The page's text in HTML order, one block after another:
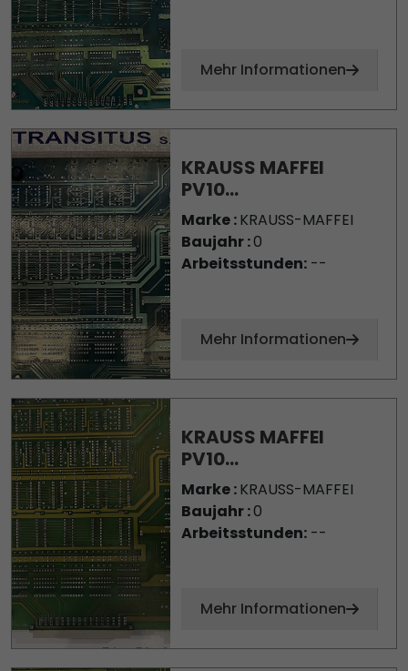
Mehr Informationen
KRAUSS MAFFEI
PV10...
Marke :KRAUSS-MAFFEI
Baujahr :0
Arbeitsstunden:--
Mehr Informationen
KRAUSS MAFFEI
PV10...
Marke :KRAUSS-MAFFEI
Baujahr :0
Arbeitsstunden:--
Mehr Informationen